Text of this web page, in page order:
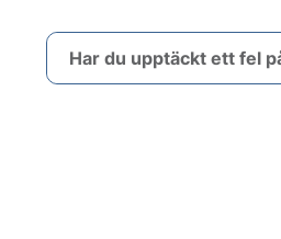
Har du upptäckt ett fel